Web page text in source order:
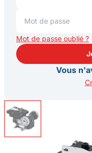
Mot de passe oublié ?
Vous